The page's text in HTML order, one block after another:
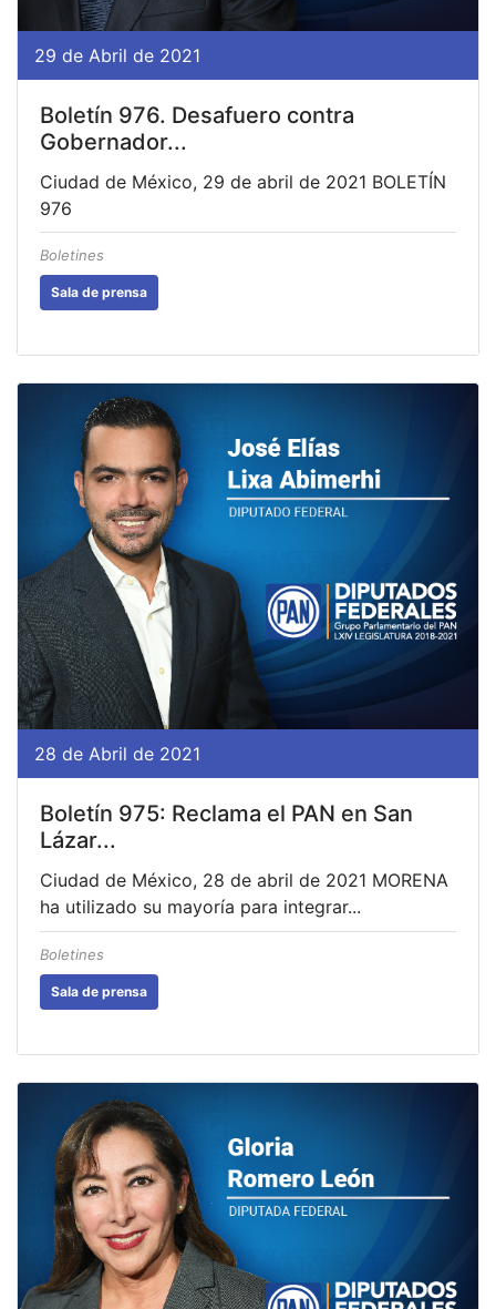
29 de Abril de 2021
Boletín 976. Desafuero contra
Gobernador...
Ciudad de México, 29 de abril de 2021 BOLETÍN
976
Boletines
Sala de prensa
28 de Abril de 2021
Boletín 975: Reclama el PAN en San
Lázar...
Ciudad de México, 28 de abril de 2021 MORENA
ha utilizado su mayoría para integrar...
Boletines
Sala de prensa